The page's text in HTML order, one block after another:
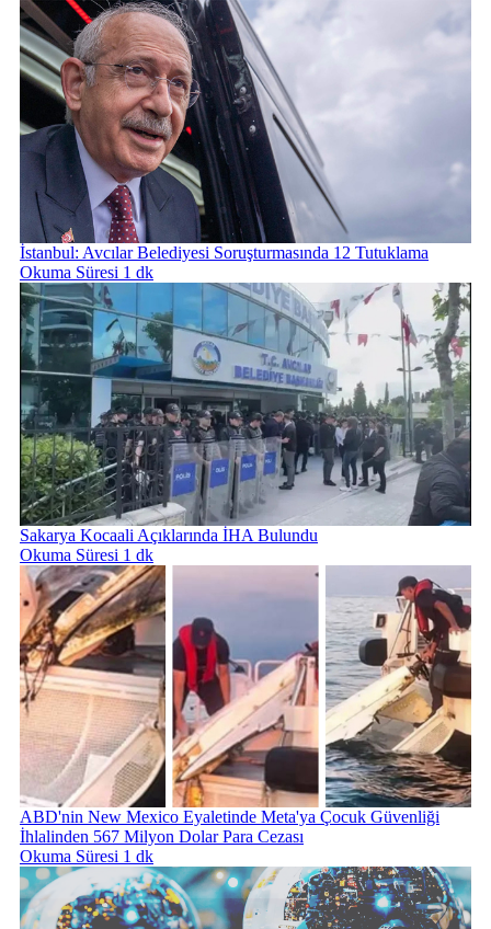
İstanbul: Avcılar Belediyesi Soruşturmasında 12 Tutuklama
Okuma Süresi 1 dk
Sakarya Kocaali Açıklarında İHA Bulundu
Okuma Süresi 1 dk
ABD'nin New Mexico Eyaletinde Meta'ya Çocuk Güvenliği
İhlalinden 567 Milyon Dolar Para Cezası
Okuma Süresi 1 dk